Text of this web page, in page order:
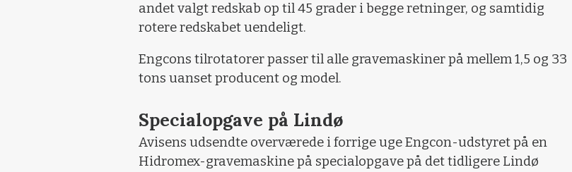
andet valgt redskab op til 45 grader i begge retninger, og samtidig
rotere redskabet uendeligt.
Engcons tilrotatorer passer til alle gravemaskiner på mellem 1,5 og 33
tons uanset producent og model.
Specialopgave på Lindø
Avisens udsendte overværede i forrige uge Engcon-udstyret på en
Hidromex-gravemaskine på specialopgave på det tidligere Lindø